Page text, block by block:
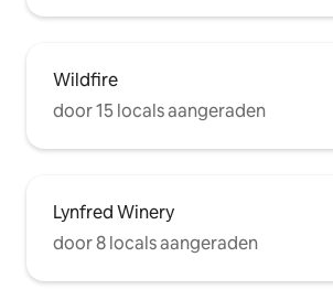
Wildfire
door 15 locals aangeraden
Lynfred Winery
door 8 locals aangeraden